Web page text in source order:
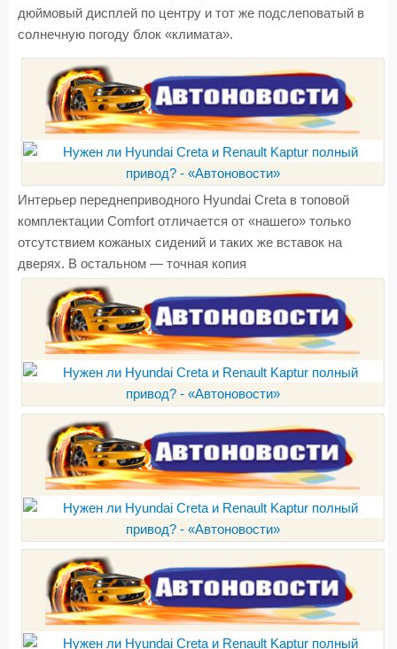
дюймовый дисплей по центру и тот же подслеповатый в
солнечную погоду блок «климата».
Интерьер переднеприводного Hyundai Creta в топовой
комплектации Comfort отличается от «нашего» только
отсутствием кожаных сидений и таких же вставок на
дверях. В остальном — точная копия